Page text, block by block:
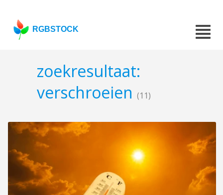
RGBSTOCK
zoekresultaat:
verschroeien (11)